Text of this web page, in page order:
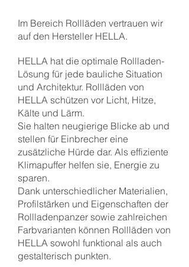
Im Bereich Rollläden vertrauen wir
auf den Hersteller HELLA.
HELLA hat die optimale Rollladen-
Lösung für jede bauliche Situation
und Architektur. Rollläden von
HELLA schützen vor Licht, Hitze,
Kälte und Lärm.
Sie halten neugierige Blicke ab und
stellen für Einbrecher eine
zusätzliche Hürde dar. Als effiziente
Klimapuffer helfen sie, Energie zu
sparen.
Dank unterschiedlicher Materialien,
Profilstärken und Eigenschaften der
Rollladenpanzer sowie zahlreichen
Farbvarianten können Rollläden von
HELLA sowohl funktional als auch
gestalterisch punkten.